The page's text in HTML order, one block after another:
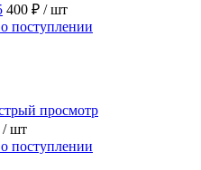
400 ₽ / шт
поступлении
просмотр
/ шт
поступлении